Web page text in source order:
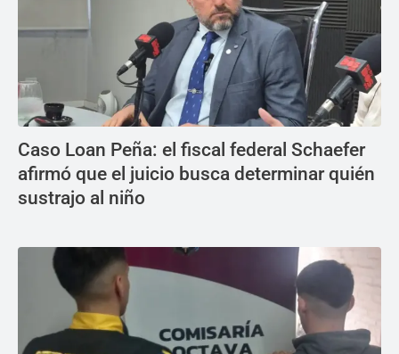
Caso Loan Peña: el fiscal federal Schaefer
afirmó que el juicio busca determinar quién
sustrajo al niño